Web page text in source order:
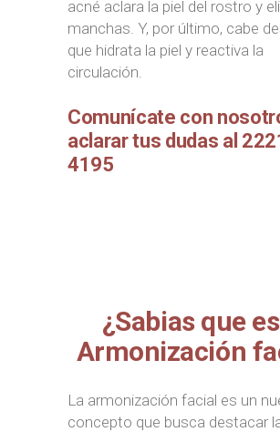
acné aclara la piel del rostro y
manchas. Y, por último, cabe
que hidrata la piel y reactiva la
circulación.
Comunícate con
aclarar tus dudas al
4195
¿Sabias que
Armonización
La armonización facial es un
concepto que busca destacar